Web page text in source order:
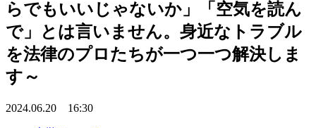
らでもいいじゃないか」「空気を読ん
で」とは言いません。身近なトラブル
を法律のプロたちが一つ一つ解決しま
す～
2024.06.20 16:30